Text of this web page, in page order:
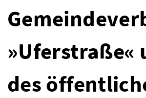
»Uferstraße«
des